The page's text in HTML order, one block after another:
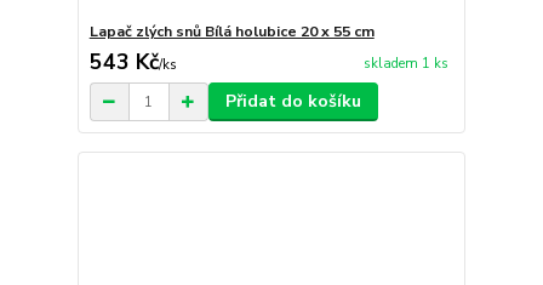
Lapač zlých snů Bílá holubice 20 x 55 cm
543 Kč/ks skladem 1 ks
Přidat do košíku